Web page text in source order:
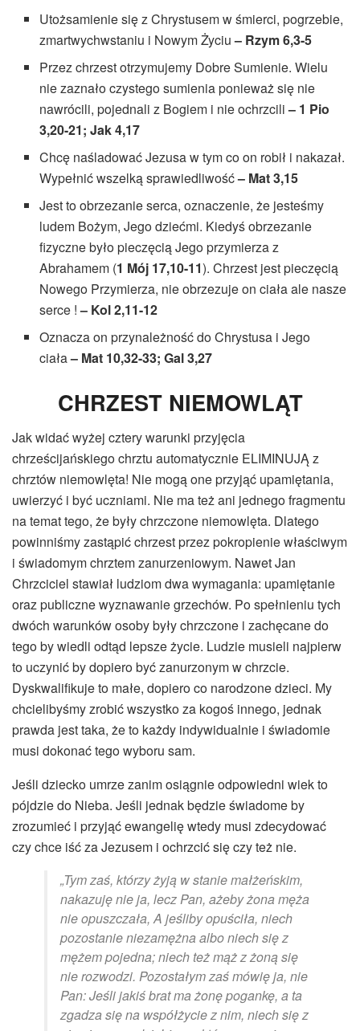
Utożsamienie się z Chrystusem w śmierci, pogrzebie,
zmartwychwstaniu i Nowym Życiu– Rzym 6,3-5
Przez chrzest otrzymujemy Dobre Sumienie. Wielu
nie zaznało czystego sumienia ponieważ się nie
nawrócili, pojednali z Bogiem i nie ochrzcili– 1 Pio
3,20-21; Jak 4,17
Chcę naśladować Jezusa w tym co on robił i nakazał.
Wypełnić wszelką sprawiedliwość– Mat 3,15
Jest to obrzezanie serca, oznaczenie, że jesteśmy
ludem Bożym, Jego dziećmi. Kiedyś obrzezanie
fizyczne było pieczęcią Jego przymierza z
Abrahamem (1 Mój 17,10-11). Chrzest jest pieczęcią
Nowego Przymierza, nie obrzezuje on ciała ale nasze
serce !– Kol 2,11-12
Oznacza on przynależność do Chrystusa i Jego
ciała– Mat 10,32-33; Gal 3,27
CHRZEST NIEMOWLĄT
Jak widać wyżej cztery warunki przyjęcia
chrześcijańskiego chrztu automatycznie ELIMINUJĄ z
chrztów niemowlęta! Nie mogą one przyjąć upamiętania,
uwierzyć i być uczniami. Nie ma też ani jednego fragmentu
na temat tego, że były chrzczone niemowlęta. Dlatego
powinniśmy zastąpić chrzest przez pokropienie właściwym
i świadomym chrztem zanurzeniowym. Nawet Jan
Chrzciciel stawiał ludziom dwa wymagania: upamiętanie
oraz publiczne wyznawanie grzechów. Po spełnieniu tych
dwóch warunków osoby były chrzczone i zachęcane do
tego by wiedli odtąd lepsze życie. Ludzie musieli najpierw
to uczynić by dopiero być zanurzonym w chrzcie.
Dyskwalifikuje to małe, dopiero co narodzone dzieci. My
chcielibyśmy zrobić wszystko za kogoś innego, jednak
prawda jest taka, że to każdy indywidualnie i świadomie
musi dokonać tego wyboru sam.
Jeśli dziecko umrze zanim osiągnie odpowiedni wiek to
pójdzie do Nieba. Jeśli jednak będzie świadome by
zrozumieć i przyjąć ewangelię wtedy musi zdecydować
czy chce iść za Jezusem i ochrzcić się czy też nie.
„Tym zaś, którzy żyją w stanie małżeńskim,
nakazuję nie ja, lecz Pan, ażeby żona męża
nie opuszczała, A jeśliby opuściła, niech
pozostanie niezamężna albo niech się z
mężem pojedna; niech też mąż z żoną się
nie rozwodzi. Pozostałym zaś mówię ja, nie
Pan: Jeśli jakiś brat ma żonę pogankę, a ta
zgadza się na współżycie z nim, niech się z